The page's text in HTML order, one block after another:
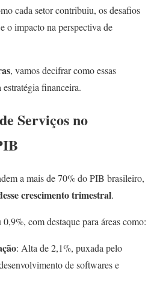
cada setor contribuiu, os desafios
o impacto na perspectiva de
, vamos decifrar como essas
estratégia financeira.
Serviços no
a mais de 70% do PIB brasileiro,
crescimento trimestral.
com destaque para áreas como:
: Alta de 2,1%, puxada pelo
de softwares e